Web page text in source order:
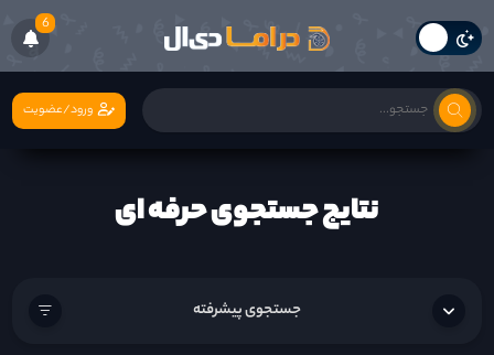
6
ورود/عضویت
نتایج جستجوی حرفه ای
جستجوی پیشرفته